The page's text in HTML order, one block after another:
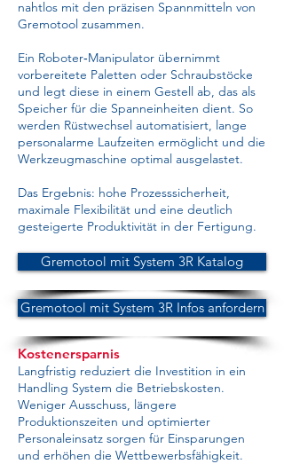
nahtlos mit den präzisen Spannmitteln von
Gremotool zusammen.
Ein Roboter‑Manipulator übernimmt
vorbereitete Paletten oder Schraubstöcke
und legt diese in einem Gestell ab, das als
Speicher für die Spanneinheiten dient. So
werden Rüstwechsel automatisiert, lange
personalarme Laufzeiten ermöglicht und die
Werkzeugmaschine optimal ausgelastet.
Das Ergebnis: hohe Prozesssicherheit,
maximale Flexibilität und eine deutlich
gesteigerte Produktivität in der Fertigung.
Gremotool mit System 3R Katalog
Gremotool mit System 3R Infos anfordern
Kostenersparnis
Langfristig reduziert die Investition in ein
Handling System die Betriebskosten.
Weniger Ausschuss, längere
Produktionszeiten und optimierter
Personaleinsatz sorgen für Einsparungen
und erhöhen die Wettbewerbsfähigkeit.